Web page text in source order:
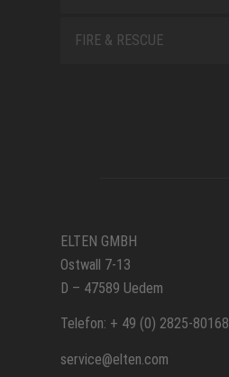
FIRE & RESCUE
ELTEN GMBH
Ostwall 7-13
D – 47589 Uedem
Telefon: + 49 (0) 2825-80168
service@elten.com